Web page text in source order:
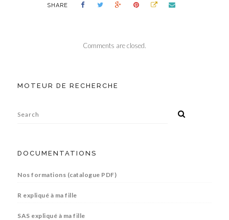
SHARE
Comments are closed.
MOTEUR DE RECHERCHE
DOCUMENTATIONS
Nos formations (catalogue PDF)
R expliqué à ma fille
SAS expliqué à ma fille